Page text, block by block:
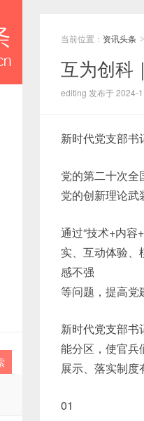
当前位置： 资讯头条 >
互为创科
editing 发布于 2024-
新时代党支部书
党的第二十次
党的创新理论武
通过“技术+内容
实、互动体验
感不强
等问题，提高党
新时代党支部
能分区，使官兵
展示、落实制度
01